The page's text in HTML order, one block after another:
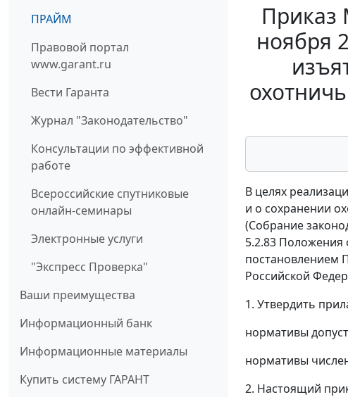
ПРАЙМ
Правовой портал
www.garant.ru
Вести Гаранта
Журнал "Законодательство"
Консультации по эффективной
работе
Всероссийские спутниковые
онлайн-семинары
Электронные услуги
"Экспресс Проверка"
Ваши преимущества
Информационный банк
Информационные материалы
Купить систему ГАРАНТ
Приказ
ноября
В целях
и о сохранении
(Собрание
5.2.83 Положения
постановлением
Российской
1. Утвердить
нормативы
нормативы
2. Настоящий